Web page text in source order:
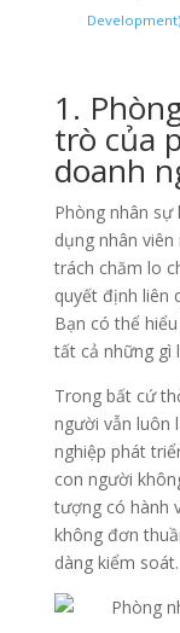
Development)
1.
trò của
doanh
Phòng nhân
dụng nhân
trách chăm lo
quyết định liên
Bạn có thể
tất cả những gì
Trong bất cứ
người vẫn luôn
nghiệp phát
con người
tượng có hành
không đơn
dàng kiểm soát.